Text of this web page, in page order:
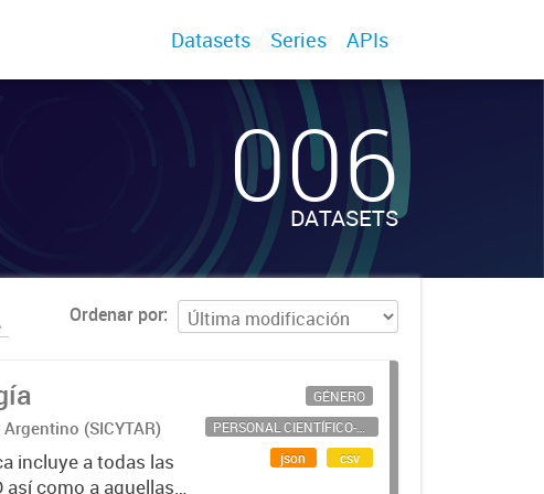
Datasets Series APIs
006
DATASETS
Ordenar por
(SICYTAR)
incluye a todas las
como a aquellas
GÉNERO
PERSONAL CIENTÍFICO-TECNOLÓGICO
json
csv